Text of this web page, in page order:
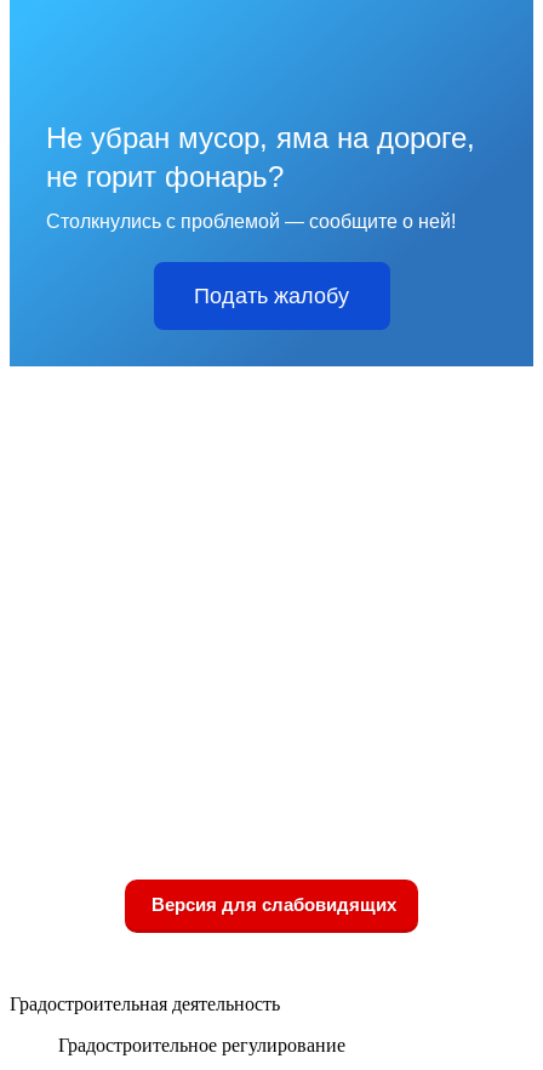
Не убран мусор, яма на дороге,
не горит фонарь?
Столкнулись с проблемой — сообщите о ней!
Подать жалобу
Версия для слабовидящих
Градостроительная деятельность
Градостроительное регулирование